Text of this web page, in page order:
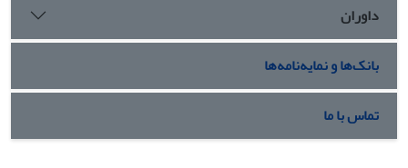
داوران
بانک‌ها و نمایه‌نامه‌ها
تماس با ما